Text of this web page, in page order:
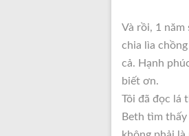
Và rồi, 1
chia lìa
cả. Hạnh
biết ơn.
Tôi đã đọc lá
Beth tìm